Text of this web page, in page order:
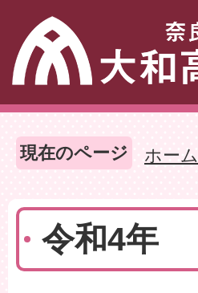
現在のページ ホーム
令和4年